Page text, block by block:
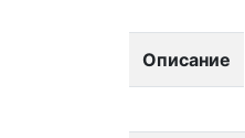
Описание